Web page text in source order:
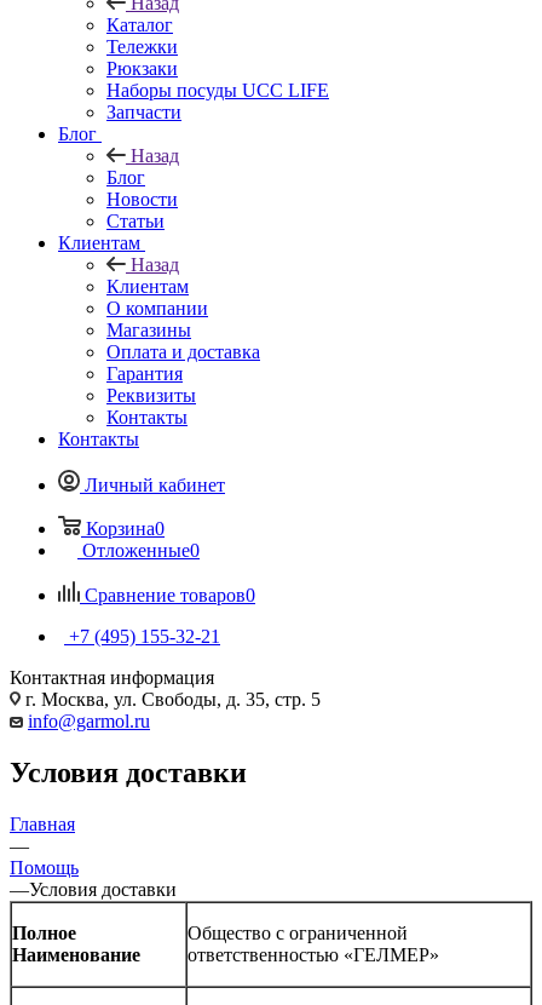
Каталог
Тележки
Рюкзаки
Наборы посуды UCC LIFE
Запчасти
Блог
Назад
Блог
Новости
Статьи
Клиентам
Назад
Клиентам
О компании
Магазины
Оплата и доставка
Гарантия
Реквизиты
Контакты
Контакты
Личный кабинет
Корзина0
Отложенные0
Сравнение товаров0
+7 (495) 155-32-21
Контактная информация
г. Москва, ул. Свободы, д. 35, стр. 5
info@garmol.ru
Условия доставки
Главная
—
Помощь
—Условия доставки
Полное
Наименование
Общество с ограниченной
ответственностью «ГЕЛМЕР»